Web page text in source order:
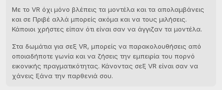
Με το VR όχι μόνο βλέπεις τα μοντέλα και τα απολαμβάνεις
και σε Πριβέ αλλά μπορείς ακόμα και να τους μιλήσεις.
Κάποιοι χρήστες είπαν ότι είναι σαν να άγγιζαν τα μοντέλα.
Στα δωμάτια για σεξ VR, μπορείς να παρακολουθήσεις από
οποιαδήποτε γωνία και να ζήσεις την εμπειρία του πορνό
εικονικής πραγματικότητας. Κάνοντας σεξ VR είναι σαν να
χάνεις ξάνα την παρθενιά σου.